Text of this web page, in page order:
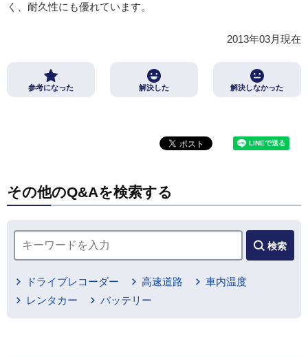
く、耐久性にも優れています。
2013年03月現在
参考になった 解決した 解決しなかった
その他のQ&Aを検索する
検索
ドライブレコーダー 高速道路
車内温度
レンタカー
バッテリー